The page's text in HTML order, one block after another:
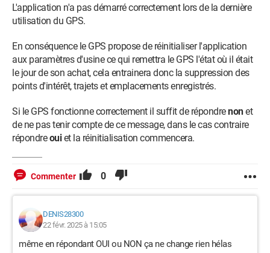
L'application n'a pas démarré correctement lors de la dernière
utilisation du GPS.
En conséquence le GPS propose de réinitialiser l'application
aux paramètres d'usine ce qui remettra le GPS l'état où il était
le jour de son achat, cela entrainera donc la suppression des
points d'intérêt, trajets et emplacements enregistrés.
Si le GPS fonctionne correctement il suffit de répondrenonet
de ne pas tenir compte de ce message, dans le cas contraire
répondreouiet la réinitialisation commencera.
Commenter 0
DENIS28300
22 févr. 2025 à 15:05
même en répondant OUI ou NON ça ne change rien hélas